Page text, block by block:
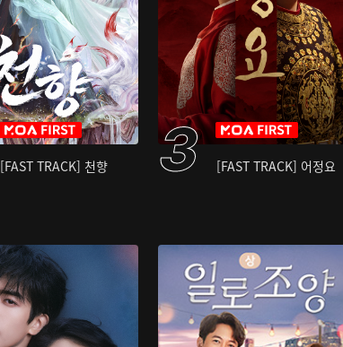
[FAST TRACK] 천향 [FAST TRACK] 어정요